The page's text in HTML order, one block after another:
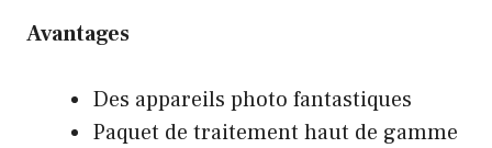
Avantages
Des appareils photo fantastiques
Paquet de traitement haut de gamme